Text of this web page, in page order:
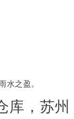
之盈。
库，苏州